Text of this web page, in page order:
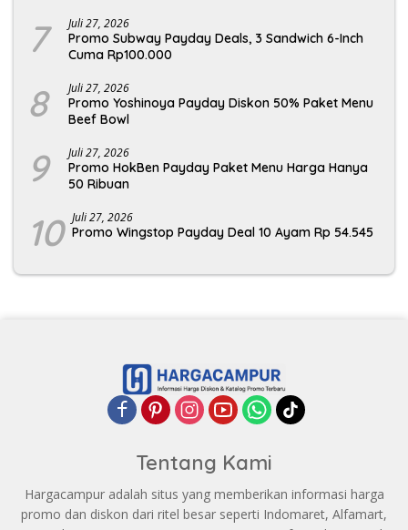
7 Juli 27, 2026
Promo Subway Payday Deals, 3 Sandwich 6-Inch
Cuma Rp100.000
8 Juli 27, 2026
Promo Yoshinoya Payday Diskon 50% Paket Menu
Beef Bowl
9 Juli 27, 2026
Promo HokBen Payday Paket Menu Harga Hanya
50 Ribuan
10 Juli 27, 2026
Promo Wingstop Payday Deal 10 Ayam Rp 54.545
Tentang Kami
Hargacampur adalah situs yang memberikan informasi harga
promo dan diskon dari ritel besar seperti Indomaret, Alfamart,